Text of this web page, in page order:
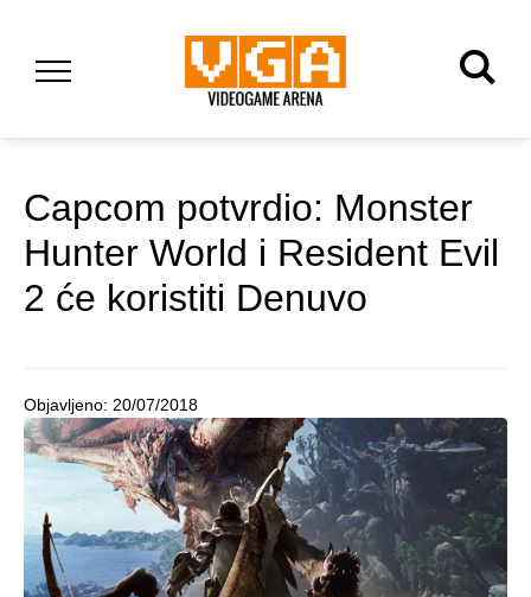
Capcom potvrdio: Monster
Hunter World i Resident Evil
2 će koristiti Denuvo
Objavljeno: 20/07/2018